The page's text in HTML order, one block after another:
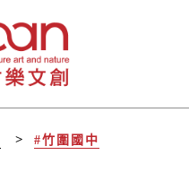
#竹圍國中